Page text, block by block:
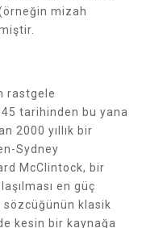
mizah
rastgele
tarihinden bu yana
2000 yıllık bir
Sydney
McClintock, bir
en güç
klasik
kesin bir kaynağa